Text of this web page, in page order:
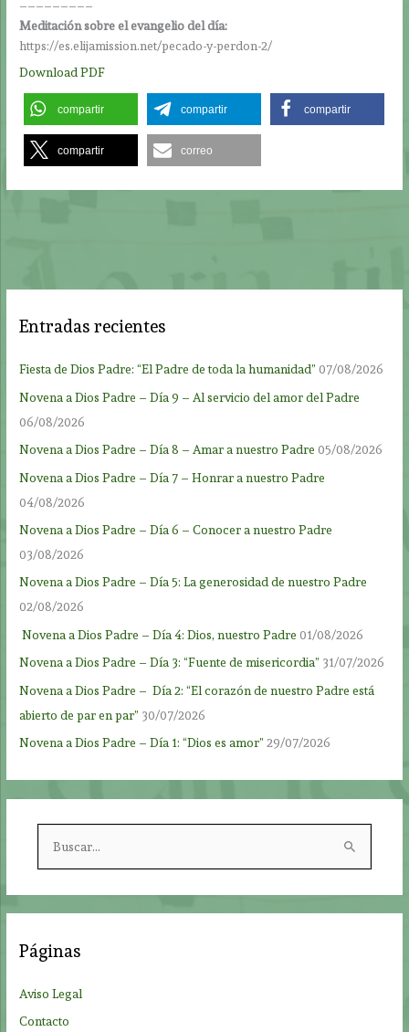
Meditación sobre el evangelio del día:
https://es.elijamission.net/pecado-y-perdon-2/
Download PDF
compartir compartir compartir
compartir correo
Entradas recientes
Fiesta de Dios Padre: “El Padre de toda la humanidad” 07/08/2026
Novena a Dios Padre – Día 9 – Al servicio del amor del Padre
06/08/2026
Novena a Dios Padre – Día 8 – Amar a nuestro Padre 05/08/2026
Novena a Dios Padre – Día 7 – Honrar a nuestro Padre
04/08/2026
Novena a Dios Padre – Día 6 – Conocer a nuestro Padre
03/08/2026
Novena a Dios Padre – Día 5: La generosidad de nuestro Padre
02/08/2026
Novena a Dios Padre – Día 4: Dios, nuestro Padre 01/08/2026
Novena a Dios Padre – Día 3: “Fuente de misericordia” 31/07/2026
Novena a Dios Padre – Día 2: “El corazón de nuestro Padre está
abierto de par en par” 30/07/2026
Novena a Dios Padre – Día 1: “Dios es amor” 29/07/2026
c
r
Páginas
Aviso Legal
Contacto